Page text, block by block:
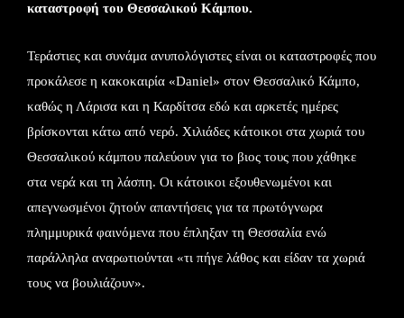
καταστροφή του Θεσσαλικού Κάμπου.
Τεράστιες και συνάμα ανυπολόγιστες είναι οι καταστροφές που
προκάλεσε η κακοκαιρία «Daniel» στον Θεσσαλικό Κάμπο,
καθώς η Λάρισα και η Καρδίτσα εδώ και αρκετές ημέρες
βρίσκονται κάτω από νερό. Χιλιάδες κάτοικοι στα χωριά του
Θεσσαλικού κάμπου παλεύουν για το βιος τους που χάθηκε
στα νερά και τη λάσπη. Οι κάτοικοι εξουθενωμένοι και
απεγνωσμένοι ζητούν απαντήσεις για τα πρωτόγνωρα
πλημμυρικά φαινόμενα που έπληξαν τη Θεσσαλία ενώ
παράλληλα αναρωτιούνται «τι πήγε λάθος και είδαν τα χωριά
τους να βουλιάζουν».